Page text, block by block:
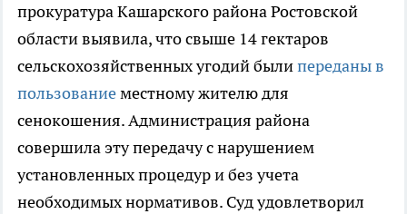
прокуратура Кашарского района Ростовской
области выявила, что свыше 14 гектаров
сельскохозяйственных угодий былипереданы в
пользованиеместному жителю для
сенокошения. Администрация района
совершила эту передачу с нарушением
установленных процедур и без учета
необходимых нормативов. Суд удовлетворил